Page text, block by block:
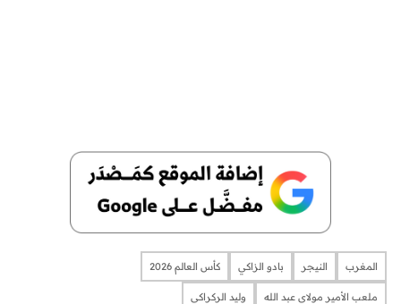
المغرب النيجر بادو الزاكي كأس العالم 2026
ملعب الأمير مولاي عبد الله وليد الركراكي